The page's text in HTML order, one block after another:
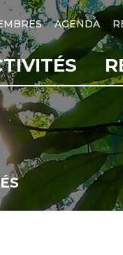
AGENDA